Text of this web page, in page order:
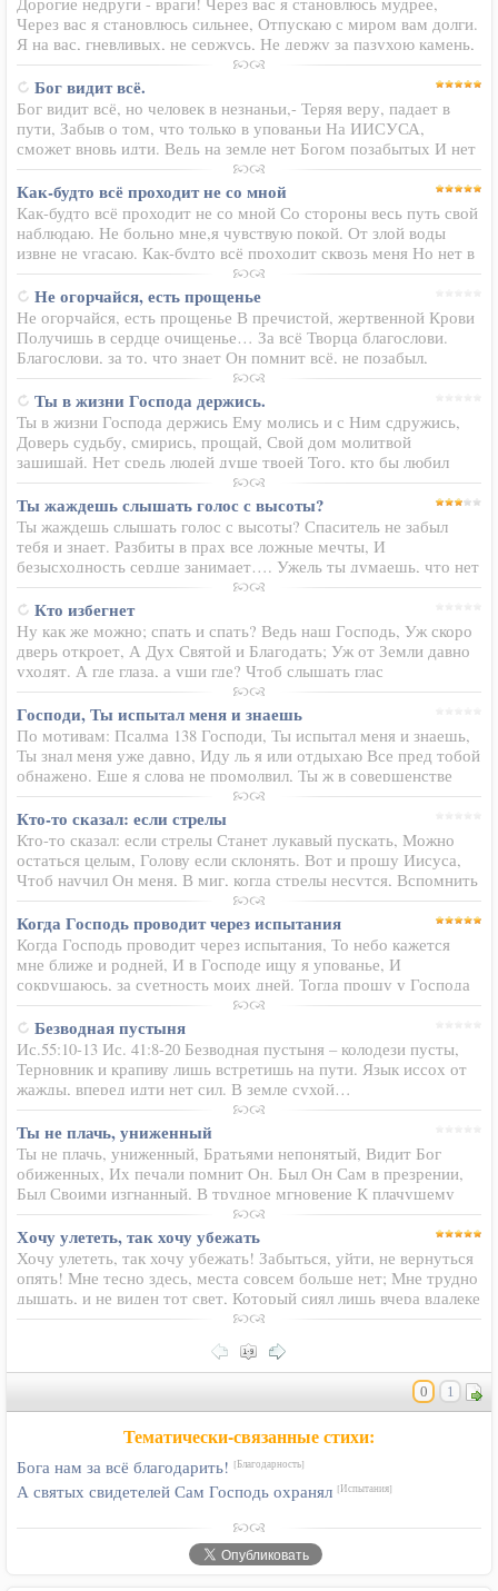
Через вас я становлюсь сильнее, Отпускаю с миром вам долги.
Я на вас, гневливых, не сержусь, Не держу за пазухою камень,
Жаль мне вас, зла ядовитый пламень Жгёт вам душу.... Я же
не…Бог видит всё.
Бог видит всё, но человек в незнаньи,- Теряя веру, падает в
пути, Забыв о том, что только в упованьи На ИИСУСА,
сможет вновь идти. Ведь на земле нет Богом позабытых И нет
отверженных, и нелюбимых нет. Там на кресте, в руках
Святых…
Как-будто всё проходит не со мной
Как-будто всё проходит не со мной Со стороны весь путь свой
наблюдаю. Не больно мне,я чувствую покой. От злой воды
извне не угасаю. Как-будто всё проходит сквозь меня Но нет в
душе обид и горькой боли И Кто-то бережно,мой дух храня,
Не…Не огорчайся, есть прощенье
Не огорчайся, есть прощенье В пречистой, жертвенной Крови
Получишь в сердце очищенье… За всё Творца благослови.
Благослови, за то, что знает Он помнит всё, не позабыл,
Задачи сложные решает, Ведь за тобой с небес следил. Не
падай в сети…
Ты в жизни Господа держись.
Ты в жизни Господа держись Ему молись и с Ним сдружись,
Доверь судьбу, смирись, прощай, Свой дом молитвой
защищай. Нет средь людей душе твоей Того, кто бы любил
сильней, Чем твой Создатель и Творец Премудрый, Любящий
Отец. То, что не…
Ты жаждешь слышать голос с высоты?
Ты жаждешь слышать голос с высоты? Спаситель не забыл
тебя и знает. Разбиты в прах все ложные мечты, И
безысходность сердце занимает…. Ужель ты думаешь, что нет
скорбям конца, И Бог не слышит горькие рыданья? Как дорога
в Моих глазах овца…
Кто избегнет
Ну как же можно; спать и спать? Ведь наш Господь, Уж скоро
дверь откроет, А Дух Святой и Благодать; Уж от Земли давно
уходят. А где глаза, а уши где? Чтоб слышать глас
предупрежденья, И разум где? Чтоб постигать, Слова
святого…
Господи, Ты испытал меня и знаешь
По мотивам: Псалма 138 Господи, Ты испытал меня и знаешь,
Ты знал меня уже давно, Иду ль я или отдыхаю Все пред тобой
обнажено. Еще я слова не промолвил, Ты ж в совершенстве
знал его; Твоя рука всегда над мною Как дивно ведение Твое.
От…
Кто-то сказал: если стрелы
Кто-то сказал: если стрелы Станет лукавый пускать, Можно
остаться целым, Голову если склонять. Вот и прошу Иисуса,
Чтоб научил Он меня, В миг, когда стрелы несутся, Вспомнить
мне эти слова. Не, изловчаясь умело, Пробовать их отражать, –
…
Когда Господь проводит через испытания
Когда Господь проводит через испытания, То небо кажется
мне ближе и родней, И в Господе ищу я упованье, И
сокрушаюсь, за суетность моих дней. Тогда прошу у Господа
прощенья, Что мало сделала труда я для Него. Что часто
думала я о земных…
Безводная пустыня
Ис.55:10-13 Ис. 41:8-20 Безводная пустыня – колодези пусты,
Терновник и крапиву лишь встретишь на пути. Язык иссох от
жажды, вперед идти нет сил. В земле сухой…
Ты не плачь, униженный
Ты не плачь, униженный, Братьями непонятый, Видит Бог
обиженных, Их печали помнит Он. Был Он Сам в презрении,
Был Своими изгнанный, В трудное мгновение К плачущему
близок Он. Нелегко забытым быть, Но запомни твёрдо то, Что
огнём…
Хочу улететь, так хочу убежать
Хочу улететь, так хочу убежать! Забыться, уйти, не вернуться
опять! Мне тесно здесь, места совсем больше нет; Мне трудно
дышать, и не виден тот свет, Который сиял лишь вчера вдалеке
- Он дал мне надежду, внушал веру мне. Где свет тот…
0 1
Тематически-связанные стихи:
Бога нам за всё благодарить! [Благодарность]
А святых свидетелей Сам Господь охранял [Испытания]